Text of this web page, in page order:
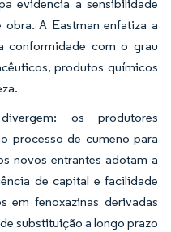
evidencia a sensibilidade
A Eastman enfatiza a
conformidade com o grau
produtos químicos
os produtores
processo de cumeno para
novos entrantes adotam a
de capital e facilidade
em fenoxazinas derivadas
substituição a longo prazo